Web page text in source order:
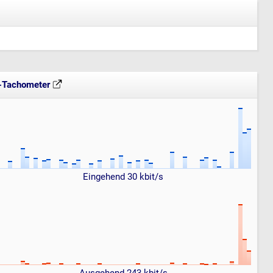
Eingehend 30 kbit/s